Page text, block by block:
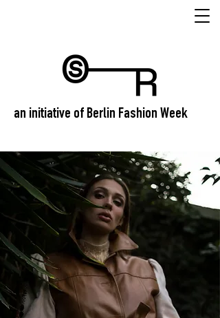
an initiative of Berlin Fashion Week